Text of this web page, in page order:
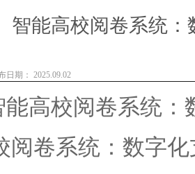
智能高校阅卷系统
日期： 2025.09.02
能高校阅卷系统：
卷系统：数字化